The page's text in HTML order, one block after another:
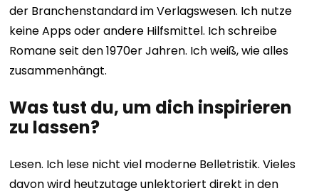
der Branchenstandard im Verlagswesen. Ich nutze
keine Apps oder andere Hilfsmittel. Ich schreibe
Romane seit den 1970er Jahren. Ich weiß, wie alles
zusammenhängt.
Was tust du, um dich inspirieren
zu lassen?
Lesen. Ich lese nicht viel moderne Belletristik. Vieles
davon wird heutzutage unlektoriert direkt in den